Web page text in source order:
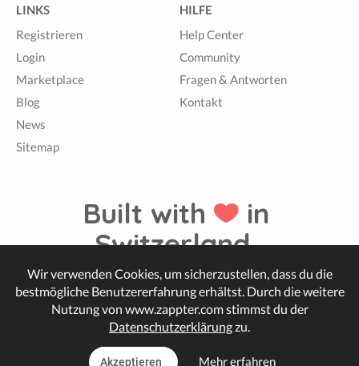
LINKS
Registrieren
Login
Marketplace
Blog
News
Sitemap
HILFE
Help Center
Community
Fragen & Antworten
Kontakt
Built with
in
Switzerland.
© Zappter
Wir verwenden Cookies, um sicherzustellen, dass du die
bestmögliche Benutzererfahrung erhältst. Durch die weitere
Nutzung von www.zappter.com stimmst du der
Datenschutzerklärungzu.
Akzeptieren Mehr erfahren